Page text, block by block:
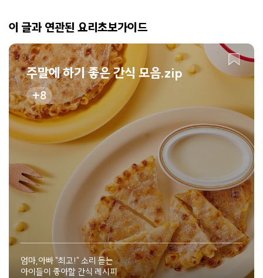
이 글과 연관된 요리초보가이드
주말에 하기 좋은 간식 모음.zip
8
엄마,아빠 "최고!" 소리 듣는
아이들이 좋아할 간식 레시피